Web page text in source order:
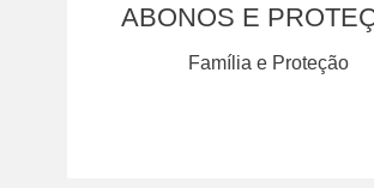
ABONOS E
Família e Proteção